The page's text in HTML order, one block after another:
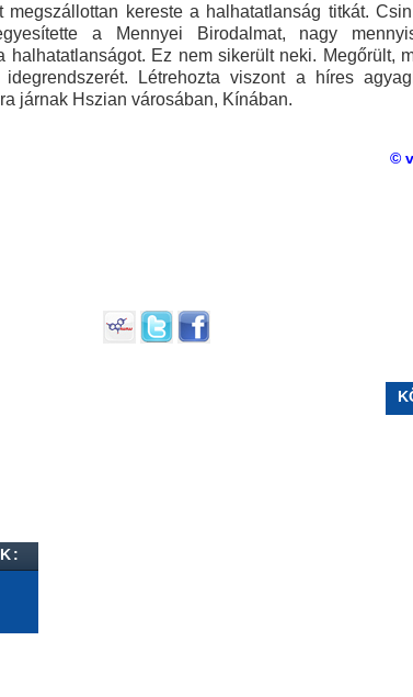
kereste a halhatatlanság titkát.
a Mennyei Birodalmat, nagy
halhatatlanságot. Ez nem sikerült neki. Megőrült,
Létrehozta viszont a híres
járnak Hszian városában, Kínában.
©